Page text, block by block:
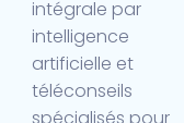
intégrale par
intelligence
artificielle et
téléconseils
spécialisés pour